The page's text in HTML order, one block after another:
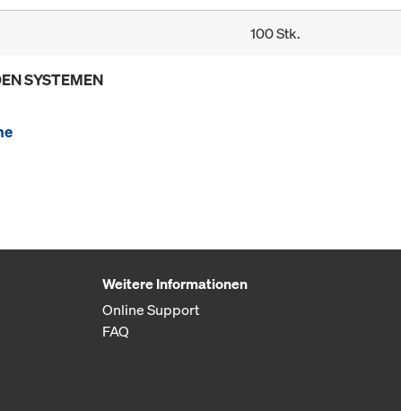
100 Stk.
SYSTEMEN
Weitere Informationen
Online Support
FAQ